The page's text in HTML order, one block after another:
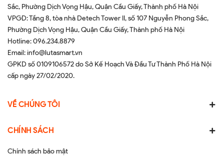
Sắc, Phường Dịch Vọng Hậu, Quận Cầu Giấy, Thành phố Hà Nội
VPGD: Tầng 8, tòa nhà Detech Tower II, số 107 Nguyễn Phong Sắc,
Phường Dịch Vọng Hậu, Quận Cầu Giấy, Thành phố Hà Nội
Hotline:096.234.8879
Email:info@lutasmart.vn
GPKD số 0109106572 do Sở Kế Hoạch Và Đầu Tư Thành Phố Hà Nội
cấp ngày 27/02/2020.
VỀ CHÚNG TÔI
CHÍNH SÁCH
Chính sách bảo mật